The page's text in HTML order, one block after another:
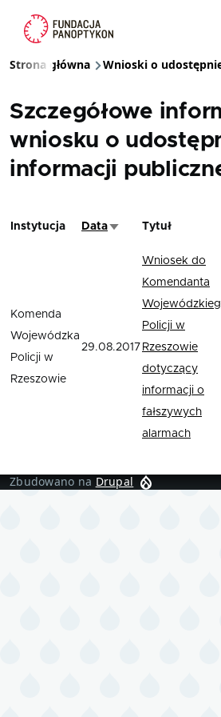
Ścieżka nawigacyjna
Strona główna Wnioski o
Szczegółowe
wniosku o
informacji
Instytucja DataSortuj rosnąco
Tytuł
Komenda
Wojewódzka
Policji w
Rzeszowie
29.08.2017
Wniosek do
Komendanta
Policji w
Rzeszowie
dotyczący
informacji o
fałszywych
alarmach
Zbudowano na Drupal